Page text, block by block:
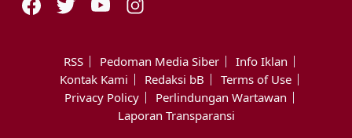
RSS Pedoman Media Siber
Info Iklan
Kontak Kami
Redaksi bB
Terms of Use
Privacy Policy
Perlindungan Wartawan
Laporan Transparansi